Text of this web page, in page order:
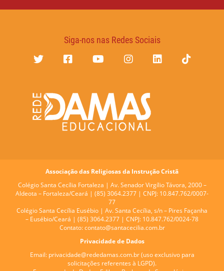
Siga-nos nas Redes Sociais
Associação das Religiosas da Instrução Cristã
Colégio Santa Cecília Fortaleza | Av. Senador Virgílio Távora, 2000 –
Aldeota – Fortaleza/Ceará | (85) 3064.2377 | CNPJ: 10.847.762/0007-
77
Colégio Santa Cecília Eusébio | Av. Santa Cecília, s/n – Pires Façanha
– Eusébio/Ceará | (85) 3064.2377 | CNPJ: 10.847.762/0024-78
Contato: contato@santacecilia.com.br
Privacidade de Dados
Email: privacidade@rededamas.com.br(uso exclusivo para
solicitações referentes à LGPD).